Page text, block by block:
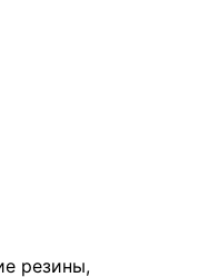
резины,